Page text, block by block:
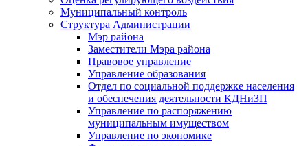
Муниципальный контроль
Структура Администрации
Мэр района
Заместители Мэра района
Правовое управление
Управление образования
Отдел по социальной поддержке населения
и обеспечения деятельности КДНиЗП
Управление по распоряжению
муниципальным имуществом
Управление по экономике